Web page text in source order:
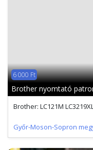
6 000 Ft
Brother nyomtató
Brother: LC121M
Győr-Moson-Sopron